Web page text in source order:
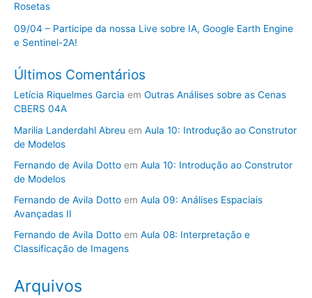
Rosetas
09/04 – Participe da nossa Live sobre IA, Google Earth Engine
e Sentinel-2A!
Últimos Comentários
Letícia Riquelmes Garcia em Outras Análises sobre as Cenas
CBERS 04A
Marilia Landerdahl Abreu em Aula 10: Introdução ao Construtor
de Modelos
Fernando de Avila Dotto em Aula 10: Introdução ao Construtor
de Modelos
Fernando de Avila Dotto em Aula 09: Análises Espaciais
Avançadas II
Fernando de Avila Dotto em Aula 08: Interpretação e
Classificação de Imagens
Arquivos